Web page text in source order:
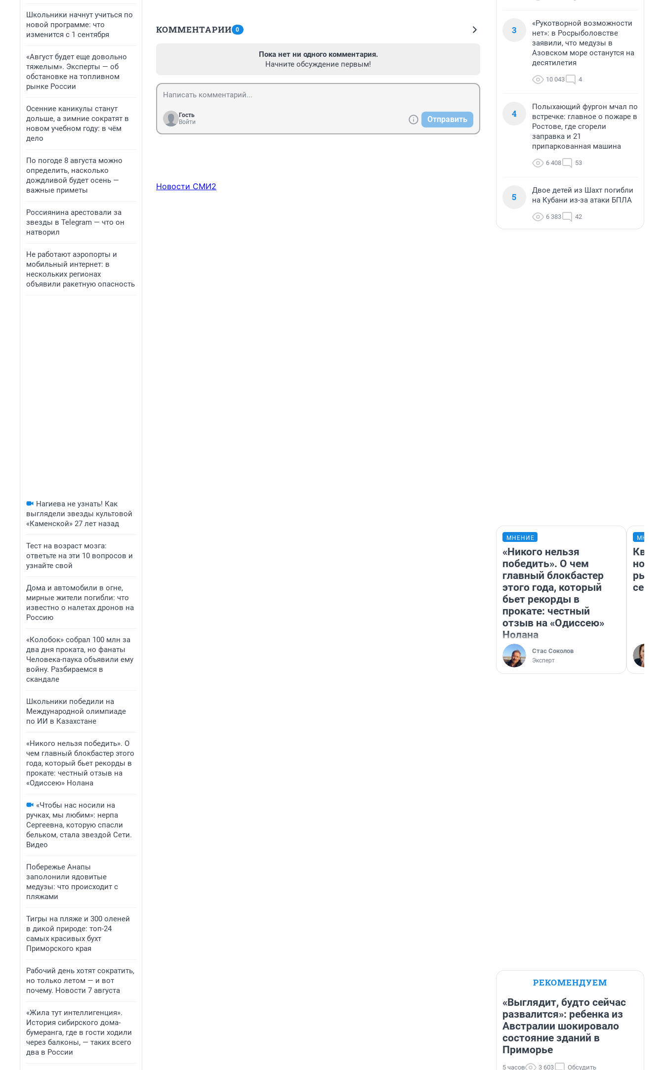
Школьники начнут учиться по
новой программе: что
изменится с 1 сентября
«Август будет еще довольно
тяжелым». Эксперты — об
обстановке на топливном
рынке России
Осенние каникулы станут
дольше, а зимние сократят в
новом учебном году: в чём
дело
По погоде 8 августа можно
определить, насколько
дождливой будет осень —
важные приметы
Россиянина арестовали за
звезды в Telegram — что он
натворил
Не работают аэропорты и
мобильный интернет: в
нескольких регионах
объявили ракетную опасность
Нагиева не узнать! Как
выглядели звезды культовой
«Каменской» 27 лет назад
Тест на возраст мозга:
ответьте на эти 10 вопросов и
узнайте свой
Дома и автомобили в огне,
мирные жители погибли: что
известно о налетах дронов на
Россию
«Колобок» собрал 100 млн за
два дня проката, но фанаты
Человека-паука объявили ему
войну. Разбираемся в
скандале
Школьники победили на
Международной олимпиаде
по ИИ в Казахстане
«Никого нельзя победить». О
чем главный блокбастер этого
года, который бьет рекорды в
прокате: честный отзыв на
«Одиссею» Нолана
«Чтобы нас носили на
ручках, мы любим»: нерпа
Сергеевна, которую спасли
бельком, стала звездой Сети.
Видео
Побережье Анапы
заполонили ядовитые
медузы: что происходит с
пляжами
Тигры на пляже и 300 оленей
в дикой природе: топ-24
самых красивых бухт
Приморского края
Рабочий день хотят сократить,
но только летом — и вот
почему. Новости 7 августа
«Жила тут интеллигенция».
История сибирского дома-
бумеранга, где в гости ходили
через балконы, — таких всего
два в России
КОММЕНТАРИИ 0
Пока нет ни одного комментария.
Начните обсуждение первым!
Гость
Войти
Отправить
Новости СМИ2
3
«Рукотворной возможности
нет»: в Росрыболовстве
заявили, что медузы в
Азовском море останутся на
десятилетия
10 043 4
4
Полыхающий фургон мчал по
встречке: главное о пожаре в
Ростове, где сгорели
заправка и 21
припаркованная машина
6 408 53
5
Двое детей из Шахт погибли
на Кубани из-за атаки БПЛА
6 383 42
МНЕНИЕ
«Никого нельзя
победить». О чем
главный блокбастер
этого года, который
бьет рекорды в
прокате: честный
отзыв на «Одиссею»
Нолана
Стас Соколов
Эксперт
но
РЕКОМЕНДУЕМ
«Выглядит, будто сейчас
развалится»: ребенка из
Австралии шокировало
состояние зданий в
Приморье
5 часов 3 603 Обсудить